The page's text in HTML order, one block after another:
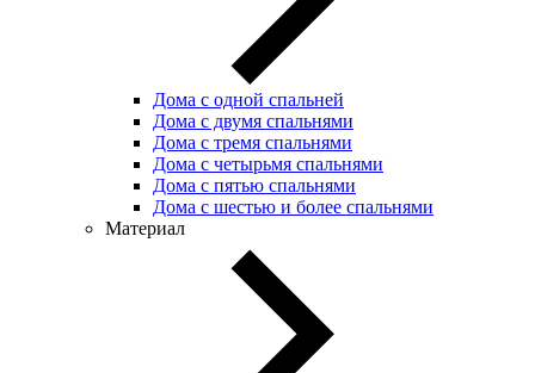
Дома с одной спальней
Дома с двумя спальнями
Дома с тремя спальнями
Дома с четырьмя спальнями
Дома с пятью спальнями
Дома с шестью и более спальнями
Материал